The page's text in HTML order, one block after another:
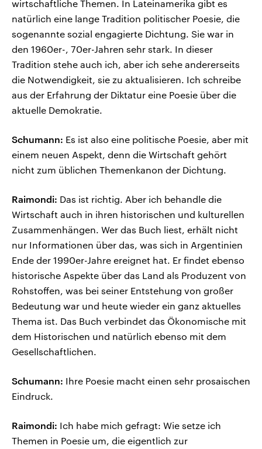
wirtschaftliche Themen. In Lateinamerika gibt es
natürlich eine lange Tradition politischer Poesie, die
sogenannte sozial engagierte Dichtung. Sie war in
den 1960er-, 70er-Jahren sehr stark. In dieser
Tradition stehe auch ich, aber ich sehe andererseits
die Notwendigkeit, sie zu aktualisieren. Ich schreibe
aus der Erfahrung der Diktatur eine Poesie über die
aktuelle Demokratie.
Schumann: Es ist also eine politische Poesie, aber mit
einem neuen Aspekt, denn die Wirtschaft gehört
nicht zum üblichen Themenkanon der Dichtung.
Raimondi: Das ist richtig. Aber ich behandle die
Wirtschaft auch in ihren historischen und kulturellen
Zusammenhängen. Wer das Buch liest, erhält nicht
nur Informationen über das, was sich in Argentinien
Ende der 1990er-Jahre ereignet hat. Er findet ebenso
historische Aspekte über das Land als Produzent von
Rohstoffen, was bei seiner Entstehung von großer
Bedeutung war und heute wieder ein ganz aktuelles
Thema ist. Das Buch verbindet das Ökonomische mit
dem Historischen und natürlich ebenso mit dem
Gesellschaftlichen.
Schumann: Ihre Poesie macht einen sehr prosaischen
Eindruck.
Raimondi: Ich habe mich gefragt: Wie setze ich
Themen in Poesie um, die eigentlich zur